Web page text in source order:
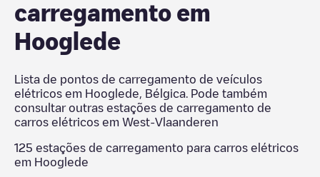
carregamento em
Hooglede
Lista de pontos de carregamento de veículos
elétricos em Hooglede Bélgica . Pode também
consultar outras estações de carregamento de
carros elétricos em West-Vlaanderen
125 estações de carregamento para carros elétricos
em Hooglede